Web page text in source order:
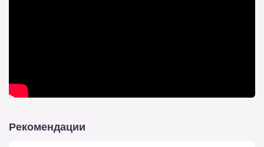
Рекомендации